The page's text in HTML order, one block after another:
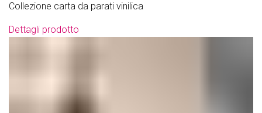
Collezione carta da parati vinilica
Dettagli prodotto